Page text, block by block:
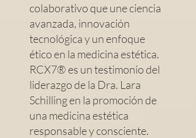
colaborativo que une ciencia
avanzada, innovación
tecnológica y un enfoque
ético en la medicina estética.
RCX7® es un testimonio del
liderazgo de la Dra. Lara
Schilling en la promoción de
una medicina estética
responsable y consciente.